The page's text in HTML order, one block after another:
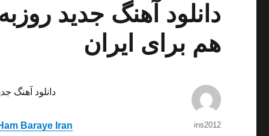
دانلود آهنگ جدید
هم براى ایران
دانلود آهنگ
Baraye Iran نویسنده
ins2012